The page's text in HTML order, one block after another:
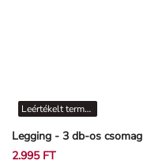
Legging - 3 db-os csomag
Leértékelt termékek
2.995 FT